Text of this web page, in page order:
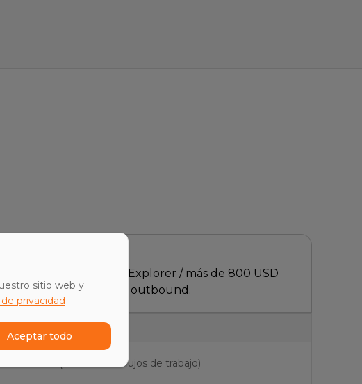
USD Starter / 349 USD Explorer / más de 800 USD
más la herramienta de outbound.
12 semanas (creación de flujos de trabajo)
sitio web y
privacidad
Aceptar todo